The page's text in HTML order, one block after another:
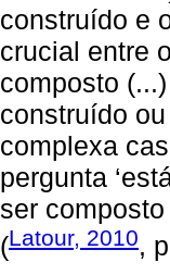
construído e
crucial entre
composto
construído
complexa
pergunta
ser
(Latour, 2010,